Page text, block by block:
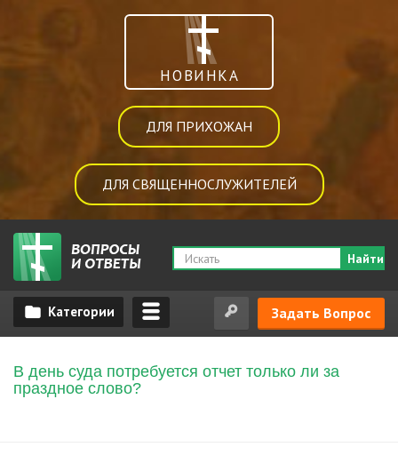
НОВИНКА
ДЛЯ ПРИХОЖАН
ДЛЯ СВЯЩЕННОСЛУЖИТЕЛЕЙ
Найти
Задать Вопрос
В день суда потребуется отчет только ли за
праздное слово?